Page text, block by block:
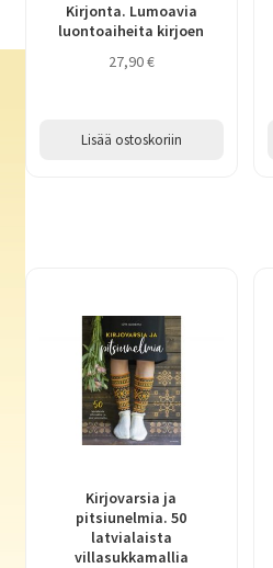
Kirjonta. Lumoavia
luontoaiheita kirjoen
27,90€
Lisää ostoskoriin
Kirjovarsia ja
pitsiunelmia. 50
latvialaista
villasukkamallia